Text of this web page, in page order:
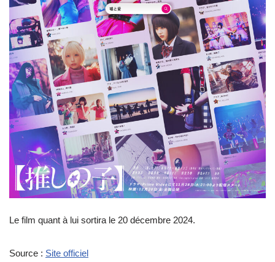
Le film quant à lui sortira le 20 décembre 2024.
Source : Site officiel